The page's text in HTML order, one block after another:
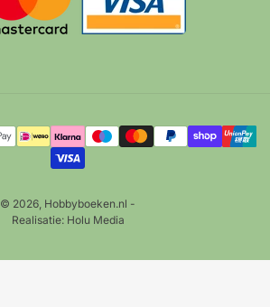
Betalingsmethoden
© 2026, Hobbyboeken.nl -
Realisatie: Holu Media